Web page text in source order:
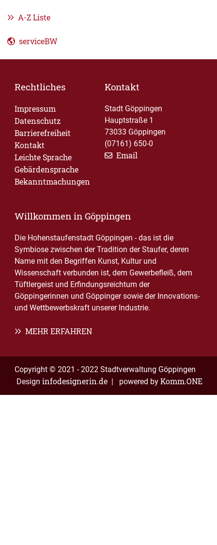
A-Z Liste
serviceBW
Rechtliches
Impressum
Datenschutz
Barrierefreiheit
Kontakt
Leichte Sprache
Gebärdensprache
Bekanntmachungen
Kontakt
Stadt Göppingen
Hauptstraße 1
73033 Göppingen
(07161) 650-0
Email
Willkommen in Göppingen
Die Hohenstaufenstadt Göppingen - das ist die
Symbiose zwischen der Tradition der Staufer, deren
Name mit den Begriffen Kunst, Kultur und
Wissenschaft verbunden ist, dem Gewerbefleiß, dem
Tüftlergeist und Erfindungsreichtum der
Göppingerinnen und Göppinger sowie der Innovations-
und Wettbewerbskraft unserer Industrie.
MEHR ERFAHREN
Copyright © 2021 - 2022 Stadtverwaltung Göppingen
Design infodesignerin.de | powered by Komm.ONE